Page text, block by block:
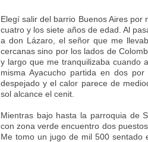
Elegí salir del barrio Buenos Aires
cuatro y los siete años de edad. Al
a don Lázaro, el señor que me
cercanas sino por los lados de
y largo que me tranquilizaba cuando
misma Ayacucho partida en dos
despejado y el calor parece de
sol alcance el cenit.
Mientras bajo hasta la parroquia de
con zona verde encuentro dos
Me tomo un jugo de mil 500 sentado